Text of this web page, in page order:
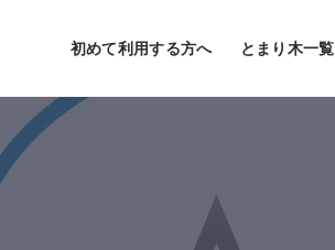
初めて利用する方へ とまり木一覧